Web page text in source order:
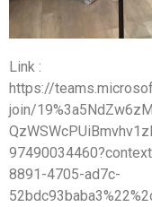
Link :
https://
join/
8891-4705-ad7c-